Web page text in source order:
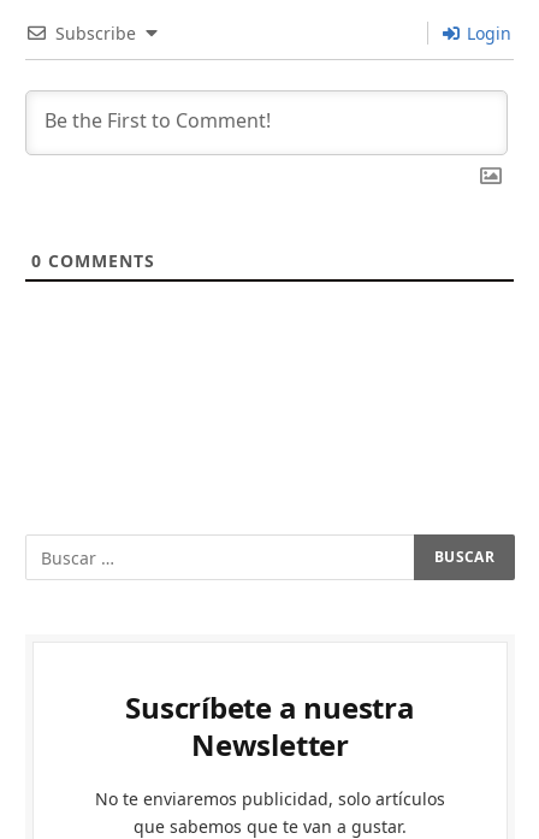
Subscribe Login
0 COMMENTS
Suscríbete a nuestra
Newsletter
No te enviaremos publicidad, solo artículos
que sabemos que te van a gustar.